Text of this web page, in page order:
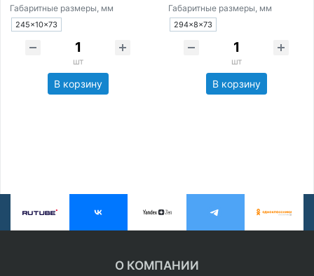
Габаритные размеры, мм
245×10×73
шт
В корзину
Габаритные размеры, мм
294×8×73
шт
В корзину
О КОМПАНИИ